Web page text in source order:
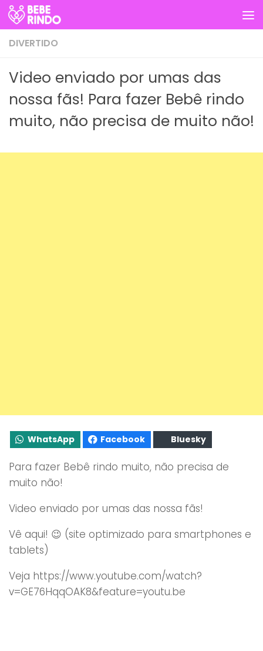
Skip to content
DIVERTIDO
Video enviado por umas das
nossa fãs! Para fazer Bebê rindo
muito, não precisa de muito não!
WhatsApp Facebook Bluesky
Para fazer Bebê rindo muito, não precisa de
muito não!
Video enviado por umas das nossa fãs!
Vê aqui! 😉 (site optimizado para smartphones e
tablets)
Veja https://www.youtube.com/watch?
v=GE76HqqOAK8&feature=youtu.be